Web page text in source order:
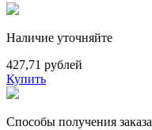
Наличие уточняйте
427,71 рублей
Купить
Способы получения заказа